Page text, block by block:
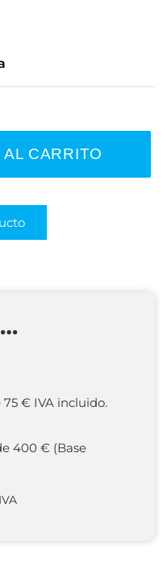
CARRITO
75 € IVA incluido.
400 € (Base